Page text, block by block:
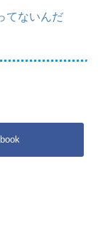
てないんだ